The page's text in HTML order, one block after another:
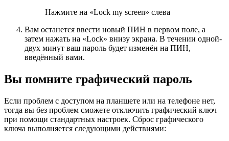
Нажмите на «Lock my screen» слева
Вам останется ввести новый ПИН в первом поле, а
затем нажать на «Lock» внизу экрана. В течении одной-
двух минут ваш пароль будет изменён на ПИН,
введённый вами.
Вы помните графический пароль
Если проблем с доступом на планшете или на телефоне нет,
тогда вы без проблем сможете отключить графический ключ
при помощи стандартных настроек. Сброс графического
ключа выполняется следующими действиями: